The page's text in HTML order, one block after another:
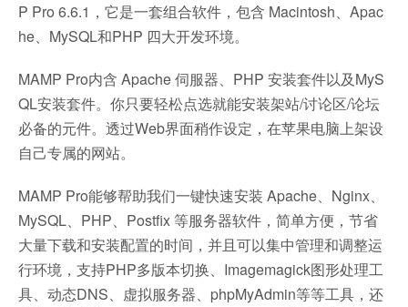
P Pro 6.6.1，它是一套组合软件，包含 Macintosh、Apac
he、MySQL和PHP 四大开发环境。
MAMP Pro内含 Apache 伺服器、PHP 安装套件以及MyS
QL安装套件。你只要轻松点选就能安装架站/讨论区/论坛
必备的元件。透过Web界面稍作设定，在苹果电脑上架设
自己专属的网站。
MAMP Pro能够帮助我们一键快速安装 Apache、Nginx、
MySQL、PHP、Postfix 等服务器软件，简单方便，节省
大量下载和安装配置的时间，并且可以集中管理和调整运
行环境，支持PHP多版本切换、Imagemagick图形处理工
具、动态DNS、虚拟服务器、phpMyAdmin等等工具，还